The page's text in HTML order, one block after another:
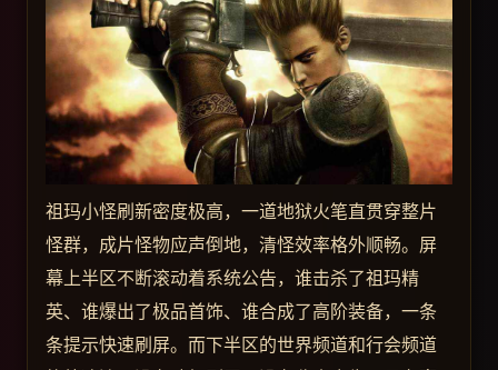
祖玛小怪刷新密度极高，一道地狱火笔直贯穿整片
怪群，成片怪物应声倒地，清怪效率格外顺畅。屏
幕上半区不断滚动着系统公告，谁击杀了祖玛精
英、谁爆出了极品首饰、谁合成了高阶装备，一条
条提示快速刷屏。而下半区的世界频道和行会频道